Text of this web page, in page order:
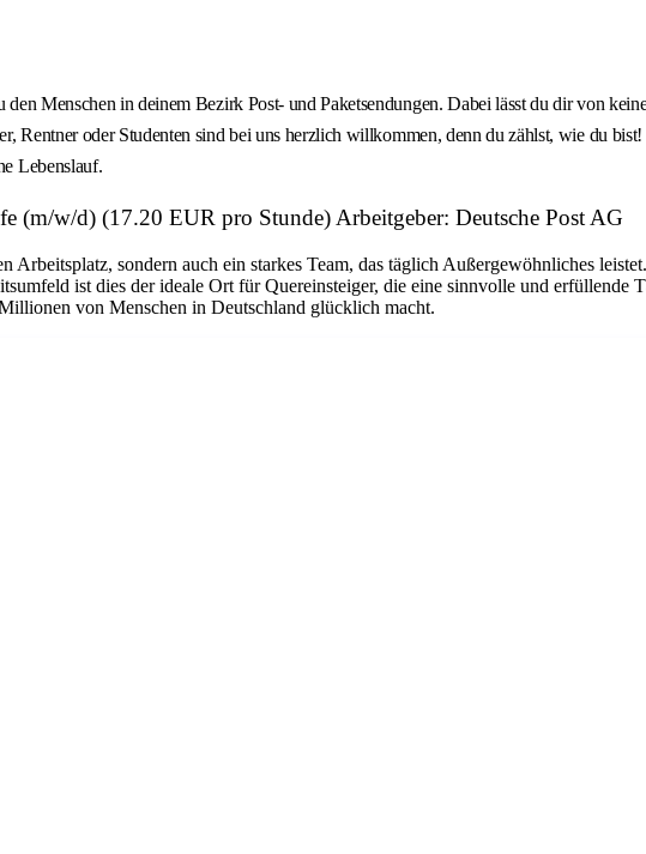
Menschen in deinem Bezirk Post- und Paketsendungen. Dabei lässt du dir von
Rentner oder Studenten sind bei uns herzlich willkommen, denn du zählst, wie du
Lebenslauf.
(m/w/d) (17.20 EUR pro Stunde) Arbeitgeber: Deutsche Post AG
Arbeitsplatz, sondern auch ein starkes Team, das täglich Außergewöhnliches
ist dies der ideale Ort für Quereinsteiger, die eine sinnvolle und erfüllende
von Menschen in Deutschland glücklich macht.